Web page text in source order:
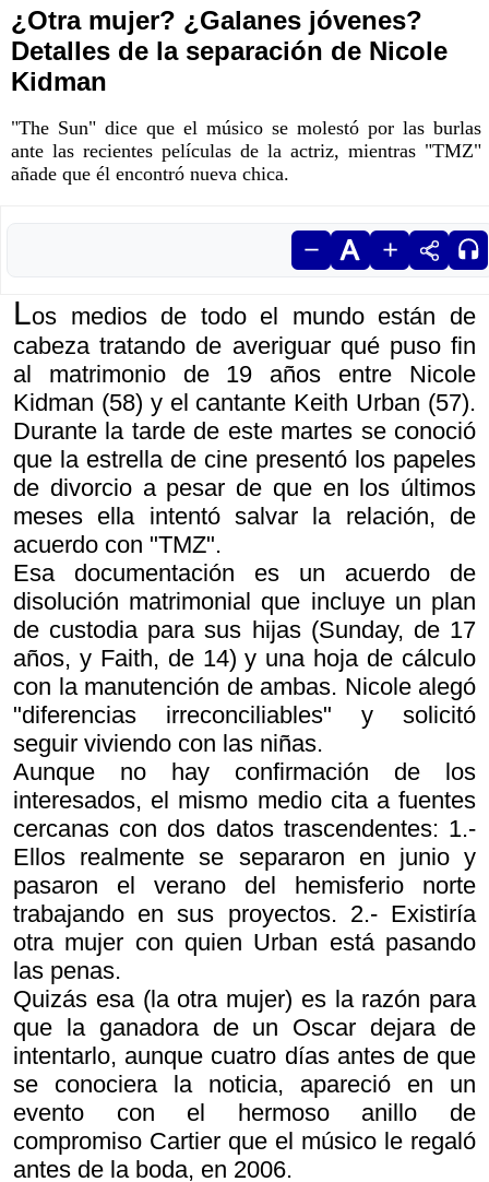
¿Otra mujer? ¿Galanes jóvenes?
Detalles de la separación de Nicole
Kidman
"The Sun" dice que el músico se molestó por las burlas
ante las recientes películas de la actriz, mientras "TMZ"
añade que él encontró nueva chica.
Los medios de todo el mundo están de
cabeza tratando de averiguar qué puso fin
al matrimonio de 19 años entre Nicole
Kidman (58) y el cantante Keith Urban (57).
Durante la tarde de este martes se conoció
que la estrella de cine presentó los papeles
de divorcio a pesar de que en los últimos
meses ella intentó salvar la relación, de
acuerdo con "TMZ".
Esa documentación es un acuerdo de
disolución matrimonial que incluye un plan
de custodia para sus hijas (Sunday, de 17
años, y Faith, de 14) y una hoja de cálculo
con la manutención de ambas. Nicole alegó
"diferencias irreconciliables" y solicitó
seguir viviendo con las niñas.
Aunque no hay confirmación de los
interesados, el mismo medio cita a fuentes
cercanas con dos datos trascendentes: 1.-
Ellos realmente se separaron en junio y
pasaron el verano del hemisferio norte
trabajando en sus proyectos. 2.- Existiría
otra mujer con quien Urban está pasando
las penas.
Quizás esa (la otra mujer) es la razón para
que la ganadora de un Oscar dejara de
intentarlo, aunque cuatro días antes de que
se conociera la noticia, apareció en un
evento con el hermoso anillo de
compromiso Cartier que el músico le regaló
antes de la boda, en 2006.